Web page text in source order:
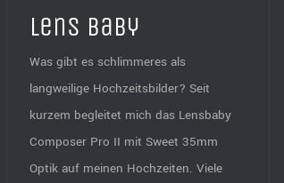
Lens Baby
Was gibt es schlimmeres als
langweilige Hochzeitsbilder? Seit
kurzem begleitet mich das Lensbaby
Composer Pro II mit Sweet 35mm
Optik auf meinen Hochzeiten. Viele